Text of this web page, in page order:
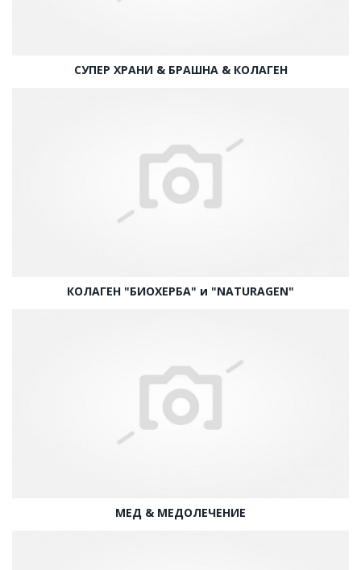
СУПЕР ХРАНИ & БРАШНА & КОЛАГЕН
КОЛАГЕН "БИОХЕРБА" и "NATURAGEN"
МЕД & МЕДОЛЕЧЕНИЕ